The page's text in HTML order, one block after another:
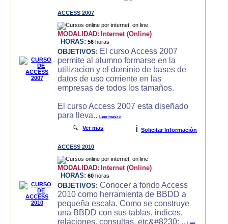
ACCESS 2007
MODALIDAD: Internet (Online)
HORAS: 56 horas
OBJETIVOS: El curso Access 2007
permite al alumno formarse en la
utilizacion y el dominio de bases de
datos de uso corriente en las
empresas de todos los tamaños.
El curso Access 2007 esta diseñado
para lleva..Leer mas>>
🔍Ver mas i Solicitar Información
ACCESS 2010
MODALIDAD: Internet (Online)
HORAS: 60 horas
OBJETIVOS: Conocer a fondo Access
2010 como herramienta de BBDD a
pequeña escala. Como se construye
una BBDD con sus tablas, indices,
relaciones, consultas, etc&#8230; ..Leer